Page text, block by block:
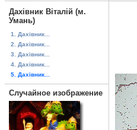
Дахівник Віталій (м.
Умань)
1. Дахівник...
2. Дахівник...
3. Дахівник...
4. Дахівник...
5. Дахівник...
Случайное изображение